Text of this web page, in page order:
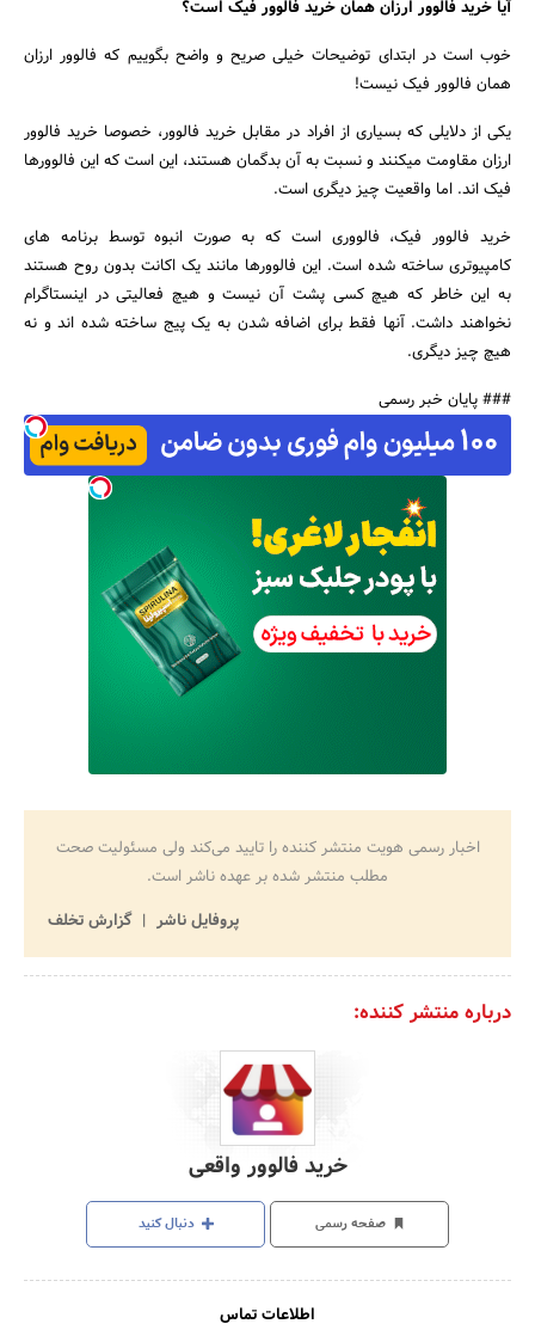
آیا خرید فالوور ارزان همان خرید فالوور فیک است؟
خوب است در ابتدای توضیحات خیلی صریح و واضح بگوییم که فالوور ارزان
همان فالوور فیک نیست!
یکی از دلایلی که بسیاری از افراد در مقابل خرید فالوور، خصوصا خرید فالوور
ارزان مقاومت می‎کنند و نسبت به آن بدگمان هستند، این است که این فالوورها
فیک اند. اما واقعیت چیز دیگری است.
خرید فالوور فیک، فالووری است که به صورت انبوه توسط برنامه های
کامپیوتری ساخته شده است. این فالوورها مانند یک اکانت بدون روح هستند
به این خاطر که هیچ کسی پشت آن نیست و هیچ فعالیتی در اینستاگرام
نخواهند داشت. آن‎ها فقط برای اضافه شدن به یک پیج ساخته شده اند و نه
هیچ چیز دیگری.
### پایان خبر رسمی
اخبار رسمی هویت منتشر کننده را تایید می‌کند ولی مسئولیت صحت
مطلب منتشر شده بر عهده ناشر است.
پروفایل ناشر
گزارش تخلف
درباره منتشر کننده:
خرید فالوور واقعی
صفحه رسمی دنبال کنید
اطلاعات تماس